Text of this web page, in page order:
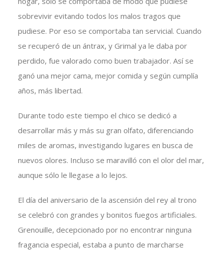
sobrevivir evitando todos los malos tragos que
pudiese. Por eso se comportaba tan servicial. Cuando
se recuperó de un ántrax, y Grimal ya le daba por
perdido, fue valorado como buen trabajador. Así se
ganó una mejor cama, mejor comida y según cumplía
años, más libertad.
Durante todo este tiempo el chico se dedicó a
desarrollar más y más su gran olfato, diferenciando
miles de aromas, investigando lugares en busca de
nuevos olores. Incluso se maravilló con el olor del mar,
aunque sólo le llegase a lo lejos.
El día del aniversario de la ascensión del rey al trono
se celebró con grandes y bonitos fuegos artificiales.
Grenouille, decepcionado por no encontrar ninguna
fragancia especial, estaba a punto de marcharse